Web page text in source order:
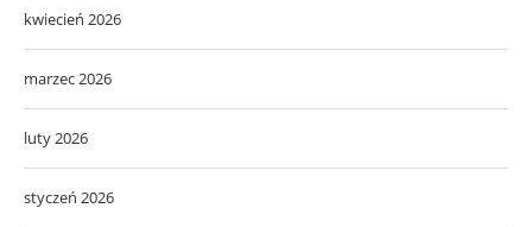
kwiecień 2026
marzec 2026
luty 2026
styczeń 2026